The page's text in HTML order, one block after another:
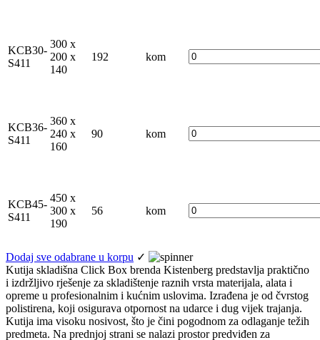
KCB30-
S411
300 x
200 x
140
192 kom
KCB36-
S411
360 x
240 x
160
90 kom
KCB45-
S411
450 x
300 x
190
56 kom
Dodaj sve odabrane u korpu ✓
Kutija skladišna Click Box brenda Kistenberg predstavlja praktično
i izdržljivo rješenje za skladištenje raznih vrsta materijala, alata i
opreme u profesionalnim i kućnim uslovima. Izrađena je od čvrstog
polistirena, koji osigurava otpornost na udarce i dug vijek trajanja.
Kutija ima visoku nosivost, što je čini pogodnom za odlaganje težih
predmeta. Na prednjoj strani se nalazi prostor predviđen za